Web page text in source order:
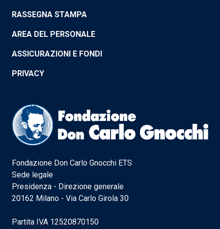
RASSEGNA STAMPA
AREA DEL PERSONALE
ASSICURAZIONI E FONDI
PRIVACY
Fondazione Don Carlo Gnocchi ETS
Sede legale
Presidenza - Direzione generale
20162 Milano - Via Carlo Girola 30
Partita IVA 12520870150